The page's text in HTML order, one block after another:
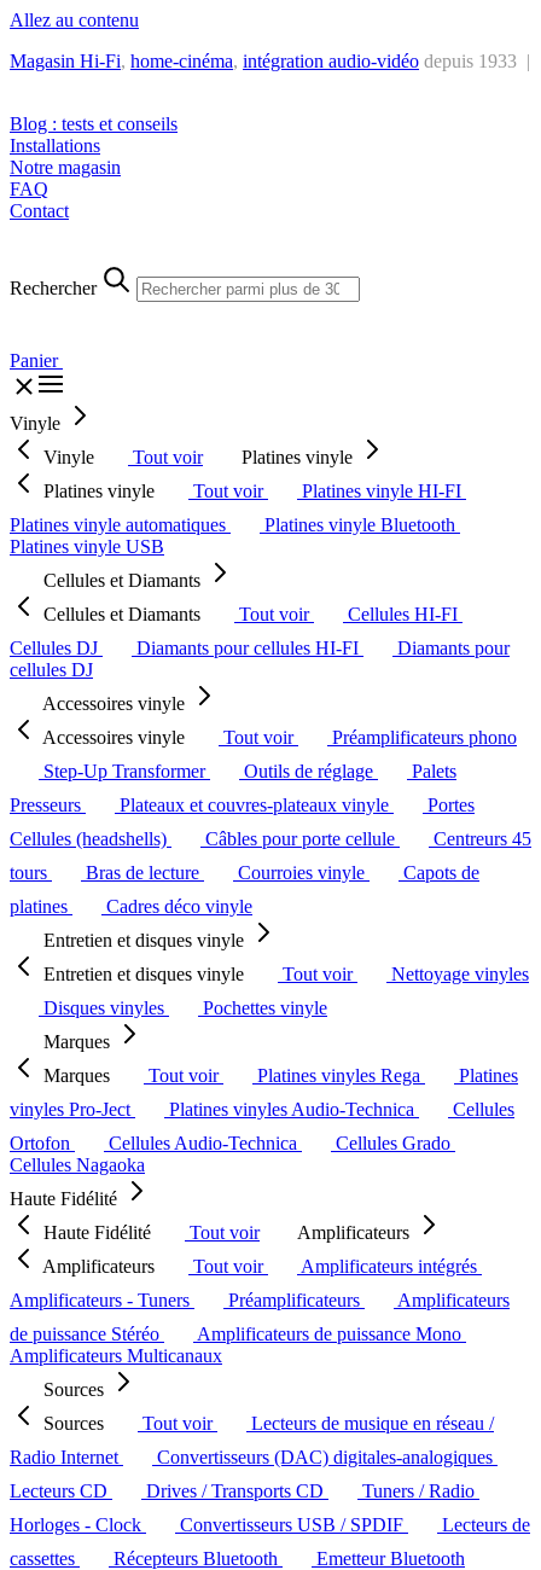
Allez au contenu
Magasin Hi-Fi, home-cinéma, intégration audio-vidéo depuis 1933 |
Blog : tests et conseils
Installations
Notre magasin
FAQ
Contact
Rechercher
Panier
Vinyle
Vinyle
Tout voir
Platines vinyle
Platines vinyle
Tout voir
Platines vinyle HI-FI
Platines vinyle automatiques
Platines vinyle Bluetooth
Platines vinyle USB
Cellules et Diamants
Cellules et Diamants
Tout voir
Cellules HI-FI
Cellules DJ
Diamants pour cellules HI-FI
Diamants pour
cellules DJ
Accessoires vinyle
Accessoires vinyle
Tout voir
Préamplificateurs phono
Step-Up Transformer
Outils de réglage
Palets
Presseurs
Plateaux et couvres-plateaux vinyle
Portes
Cellules (headshells)
Câbles pour porte cellule
Centreurs 45
tours
Bras de lecture Courroies vinyle
Capots de
platines
Cadres déco vinyle
Entretien et disques vinyle
Entretien et disques vinyle
Tout voir
Nettoyage vinyles
Disques vinyles
Pochettes vinyle
Marques
Marques
Tout voir Platines vinyles Rega
Platines
vinyles Pro-Ject
Platines vinyles Audio-Technica
Cellules
Ortofon
Cellules Audio-Technica
Cellules Grado
Cellules Nagaoka
Haute Fidélité
Haute Fidélité
Tout voir
Amplificateurs
Amplificateurs
Tout voir
Amplificateurs intégrés
Amplificateurs - Tuners
Préamplificateurs
Amplificateurs
de puissance Stéréo
Amplificateurs de puissance Mono
Amplificateurs Multicanaux
Sources
Sources
Tout voir
Lecteurs de musique en réseau /
Radio Internet
Convertisseurs (DAC) digitales-analogiques
Lecteurs CD
Drives / Transports CD
Tuners / Radio
Horloges - Clock
Convertisseurs USB / SPDIF
Lecteurs de
cassettes
Récepteurs Bluetooth
Emetteur Bluetooth